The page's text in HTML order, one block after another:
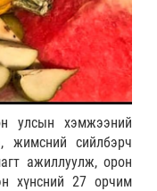
улсын хэмжээний
жимсний сийлбэрч
ажиллуулж, орон
хүнсний 27 орчим